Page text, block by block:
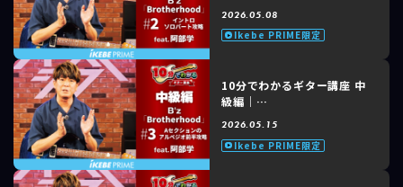
ロパート攻略
2026.05.08
Ikebe PRIME限定
10分でわかるギター講座 中
級編｜
B'z「Brotherhood」
ションのアルペジオ前半攻略
2026.05.15
Ikebe PRIME限定